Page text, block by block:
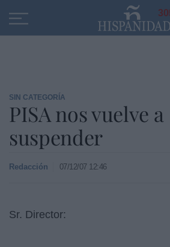
30
SIN CATEGORÍA
PISA nos vuelve a
suspender
Redacción 07/12/07 12:46
Sr. Director: